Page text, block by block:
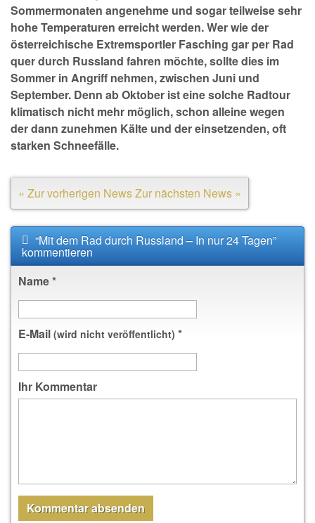
Sommermonaten angenehme und sogar teilweise sehr
hohe Temperaturen erreicht werden. Wer wie der
österreichische Extremsportler Fasching gar per Rad
quer durch Russland fahren möchte, sollte dies im
Sommer in Angriff nehmen, zwischen Juni und
September. Denn ab Oktober ist eine solche Radtour
klimatisch nicht mehr möglich, schon alleine wegen
der dann zunehmen Kälte und der einsetzenden, oft
starken Schneefälle.
« Zur vorherigen NewsZur nächsten News »
“Mit dem Rad durch Russland – In nur 24 Tagen”
kommentieren
Name*
E-Mail (wird nicht veröffentlicht) *
Ihr Kommentar